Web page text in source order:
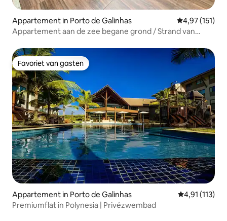
Appartement in Porto de Galinhas Gemiddelde
4,97 (151)
Appartement aan de zee begane grond / Strand van
Favoriet van gasten
Favoriet van gasten
Appartement in Porto de Galinhas Gemiddelde
4,91 (113)
Premiumflat in Polynesia | Privézwembad